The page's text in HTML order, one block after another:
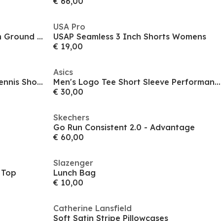
Adidas F50 Adults League Firm Ground Football Boots
USA Pro
USAP Seamless 3 Inch Shorts Womens
€ 19,00
Asics Gel-Challenger 15 Clay Tennis Shoes Mens
Asics
Men's Logo Tee Short Sleeve Performance Running Top
€ 30,00
Skechers
Go Run Consistent 2.0 - Advantage
€ 60,00
Slazenger
Lunch Bag
€ 10,00
Catherine Lansfield
Soft Satin Stripe Pillowcases